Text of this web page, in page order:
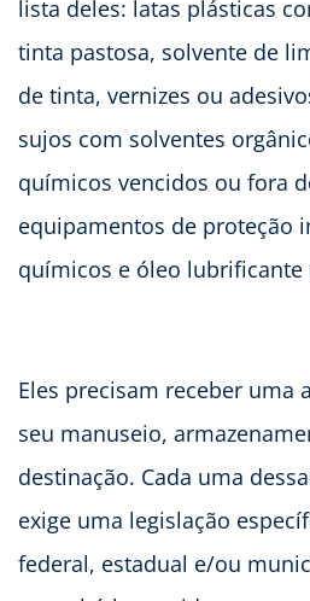
lista deles: latas plásticas
tinta pastosa, solvente de
de tinta, vernizes ou
sujos com solventes
químicos vencidos ou fora
equipamentos de proteção
químicos e óleo lubrificante
Eles precisam receber uma
seu manuseio,
destinação. Cada uma
exige uma legislação
federal, estadual e/ou